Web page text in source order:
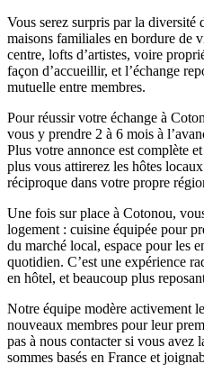
Vous serez surpris par la diversité
maisons familiales en bordure de
centre, lofts d’artistes, voire
façon d’accueillir, et l’échange
mutuelle entre membres.
Pour réussir votre échange à
vous y prendre 2 à 6 mois à
Plus votre annonce est complète
plus vous attirerez les hôtes
réciproque dans votre propre
Une fois sur place à Cotonou,
logement : cuisine équipée pour
du marché local, espace pour les
quotidien. C’est une expérience
en hôtel, et beaucoup plus
Notre équipe modère activement
nouveaux membres pour leur
pas à nous contacter si vous avez
sommes basés en France et